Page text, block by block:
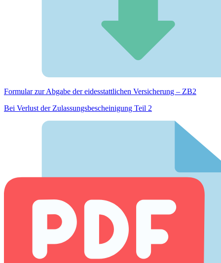
Formular zur Abgabe der eides­stattlichen Versicherung – ZB2
Bei Verlust der Zulassungsbescheinigung Teil 2